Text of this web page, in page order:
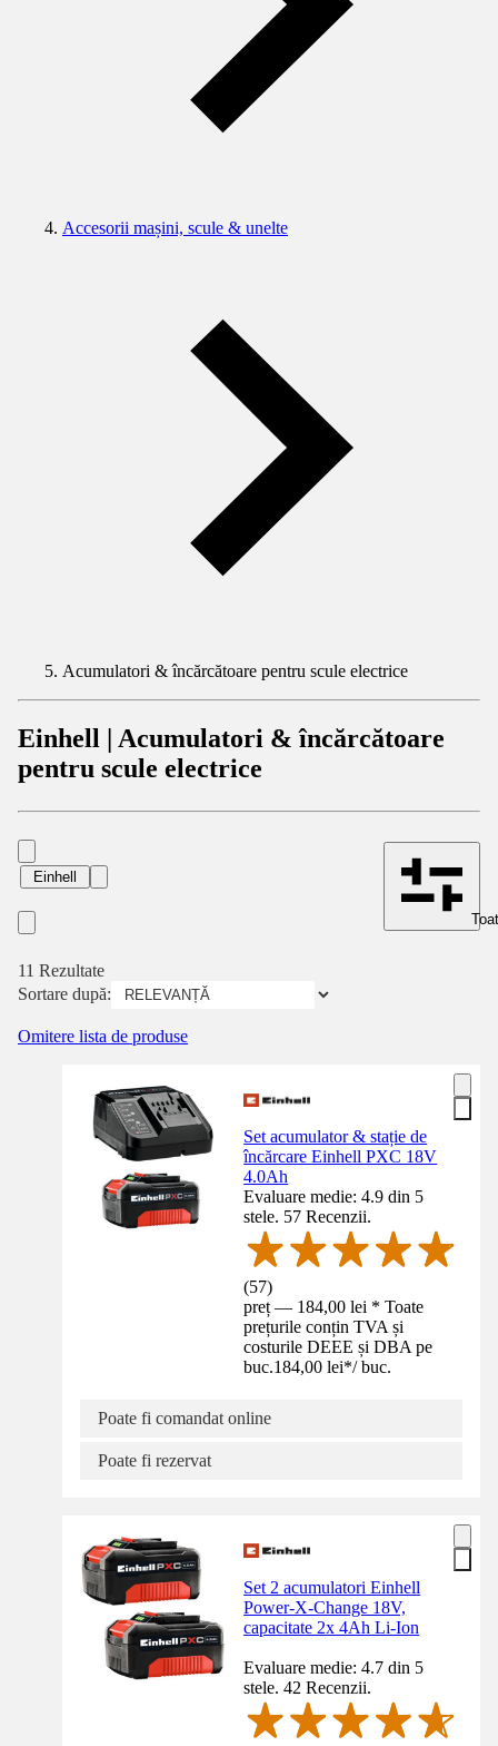
Accesorii mașini, scule & unelte
Acumulatori & încărcătoare pentru scule electrice
Einhell | Acumulatori & încărcătoare
pentru scule electrice
Einhell
11 Rezultate
Sortare după:
Omitere lista de produse
Set acumulator & stație de
încărcare Einhell PXC 18V
4.0Ah
Evaluare medie: 4.9 din 5
stele. 57 Recenzii.
(57)
preț — 184,00 lei * Toate
prețurile conțin TVA și
costurile DEEE și DBA pe
buc.184,00 lei*/ buc.
Poate fi comandat online
Poate fi rezervat
Set 2 acumulatori Einhell
Power-X-Change 18V,
capacitate 2x 4Ah Li-Ion
Evaluare medie: 4.7 din 5
stele. 42 Recenzii.